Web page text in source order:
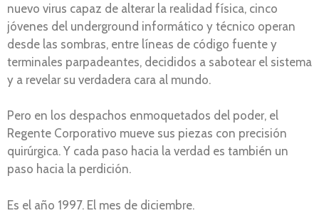
nuevo virus capaz de alterar la realidad física, cinco
jóvenes del underground informático y técnico operan
desde las sombras, entre líneas de código fuente y
terminales parpadeantes, decididos a sabotear el sistema
y a revelar su verdadera cara al mundo.
Pero en los despachos enmoquetados del poder, el
Regente Corporativo mueve sus piezas con precisión
quirúrgica. Y cada paso hacia la verdad es también un
paso hacia la perdición.
Es el año 1997. El mes de diciembre.